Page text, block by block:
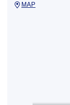
MAP